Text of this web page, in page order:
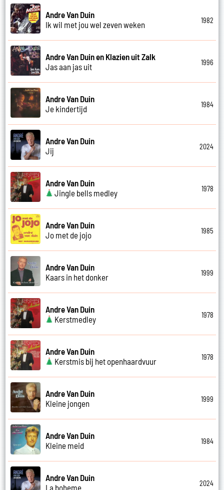
Andre Van Duin
Ik wil met jou wel zeven weken
1982
Andre Van Duin en Klazien uit Zalk
Jas aan jas uit
1996
Andre Van Duin
Je kindertijd
1984
Andre Van Duin
Jij
2024
Andre Van Duin
Jingle bells medley
1978
Andre Van Duin
Jo met de jojo
1985
Andre Van Duin
Kaars in het donker
1999
Andre Van Duin
Kerstmedley
1978
Andre Van Duin
Kerstmis bij het openhaardvuur
1978
Andre Van Duin
Kleine jongen
1999
Andre Van Duin
Kleine meid
1984
Andre Van Duin
La boheme
2024